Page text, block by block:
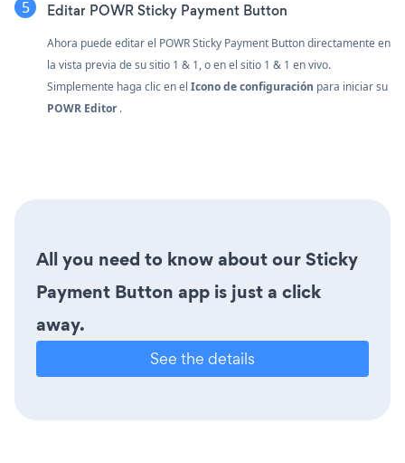
Editar POWR Sticky Payment Button
Ahora puede editar el POWR Sticky Payment Button directamente en
la vista previa de su sitio 1 & 1, o en el sitio 1 & 1 en vivo.
Simplemente haga clic en el Icono de configuración para iniciar su
POWR Editor.
All you need to know about our Sticky
Payment Button app is just a click
away.
See the details